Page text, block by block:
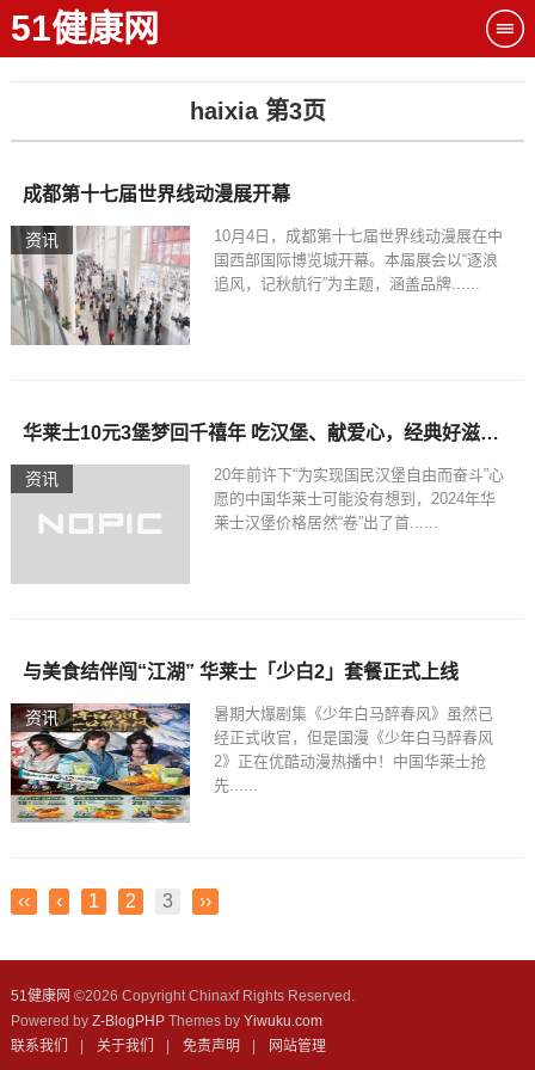
51健康网
haixia 第3页
资讯
成都第十七届世界线动漫展开幕
10月4日，成都第十七届世界线动漫展在中
国西部国际博览城开幕。本届展会以“逐浪
追风，记秋航行”为主题，涵盖品牌......
资讯
华莱士10元3堡梦回千禧年 吃汉堡、献爱心，经典好滋味回馈社会
20年前许下“为实现国民汉堡自由而奋斗”心
愿的中国华莱士可能没有想到，2024年华
莱士汉堡价格居然“卷”出了首......
资讯
与美食结伴闯“江湖” 华莱士「少白2」套餐正式上线
暑期大爆剧集《少年白马醉春风》虽然已
经正式收官，但是国漫《少年白马醉春风
2》正在优酷动漫热播中！中国华莱士抢
先......
‹‹ ‹ 1 2 3 ››
51健康网 ©2026 Copyright Chinaxf Rights Reserved.
Powered by Z-BlogPHPThemes by Yiwuku.com
联系我们
关于我们 免责声明 网站管理